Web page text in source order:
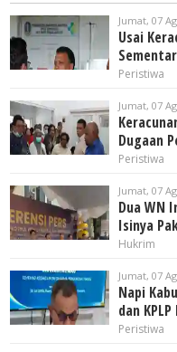
Jumat, 07
Usai
Peristiwa
Jumat, 07
Dugaan
Peristiwa
Jumat, 07
Dua WN
Isinya
Hukrim
Jumat, 07
Napi
dan
Peristiwa